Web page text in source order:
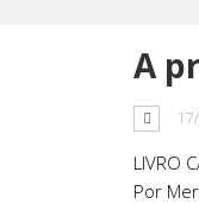
A
LIVRO
Por